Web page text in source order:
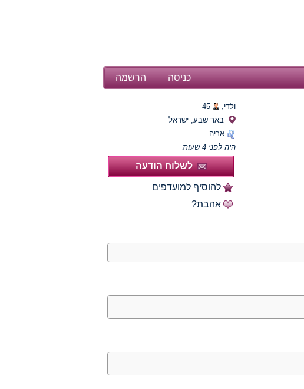
הרשמה כניסה
ולדי,
45
באר שבע, ישראל
אריה
היה לפני 4 שעות
לשלוח הודעה
להוסיף למועדפים
אהבת?